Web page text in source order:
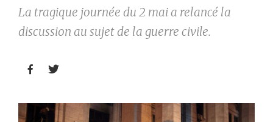
La tragique journée du 2 mai a relancé la
discussion au sujet de la guerre civile.
 